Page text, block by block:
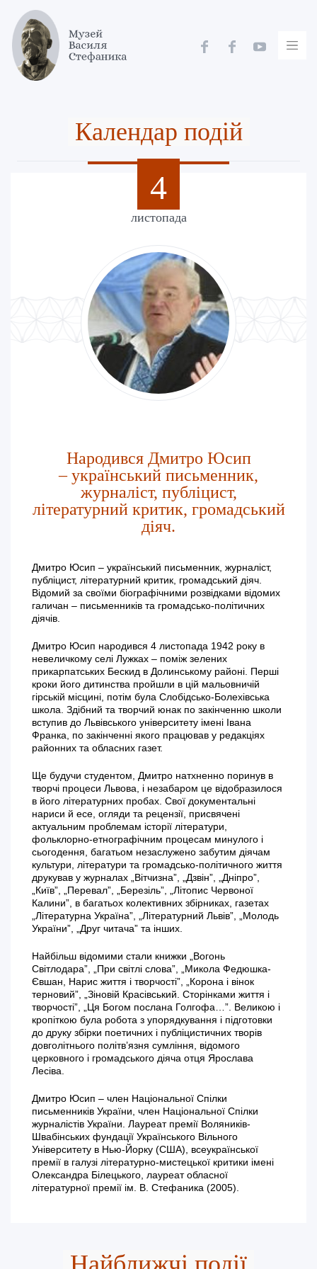
content
Календар подій
4
листопада
Народився Дмитро Юсип
– український письменник,
журналіст, публіцист,
літературний критик, громадський
діяч.
Дмитро Юсип – український письменник, журналіст,
публіцист, літературний критик, громадський діяч.
Відомий за своїми біографічними розвідками відомих
галичан – письменників та громадсько-політичних
діячів.
Дмитро Юсип народився 4 листопада 1942 року в
невеличкому селі Лужках – поміж зелених
прикарпатських Бескид в Долинському районі. Перші
кроки його дитинства пройшли в цій мальовничій
гірській місцині, потім була Слобідсько-Болехівська
школа. Здібний та творчий юнак по закінченню школи
вступив до Львівського університету імені Івана
Франка, по закінченні якого працював у редакціях
районних та обласних газет.
Ще будучи студентом, Дмитро натхненно поринув в
творчі процеси Львова, і незабаром це відобразилося
в його літературних пробах. Свої документальні
нариси й есе, огляди та рецензії, присвячені
актуальним проблемам історії літератури,
фольклорно-етнографічним процесам минулого і
сьогодення, багатьом незаслужено забутим діячам
культури, літератури та громадсько-політичного життя
друкував у журналах „Вітчизна”, „Дзвін”, „Дніпро”,
„Київ”, „Перевал”, „Березіль”, „Літопис Червоної
Калини”, в багатьох колективних збірниках, газетах
„Літературна Україна”, „Літературний Львів”, „Молодь
України”, „Друг читача” та інших.
Найбільш відомими стали книжки „Вогонь
Світлодара”, „При світлі слова”, „Микола Федюшка-
Євшан, Нарис життя і творчості”, „Корона і вінок
терновий”, „Зіновій Красівський. Сторінками життя і
творчості”, „Ця Богом послана Голгофа…”. Великою і
кропіткою була робота з упорядкування і підготовки
до друку збірки поетичних і публіцистичних творів
довголітнього політв’язня сумління, відомого
церковного і громадського діяча отця Ярослава
Лесіва.
Дмитро Юсип – член Національної Спілки
письменників України, член Національної Спілки
журналістів України. Лауреат премії Воляників-
Швабінських фундації Українського Вільного
Університету в Нью-Йорку (США), всеукраїнської
премії в галузі літературно-мистецької критики імені
Олександра Білецького, лауреат обласної
літературної премії ім. В. Стефаника (2005).